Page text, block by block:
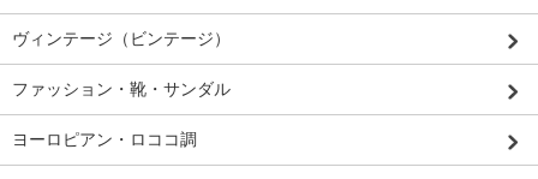
ヴィンテージ（ビンテージ）
ファッション・靴・サンダル
ヨーロピアン・ロココ調